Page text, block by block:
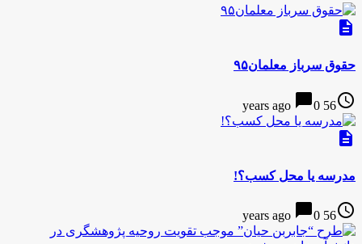
description
حقوق سرباز معلمان۹۵
access_time
56 years ago
chat_bubble0
description
مدرسه یا محل کسب؟!
access_time
56 years ago
chat_bubble0